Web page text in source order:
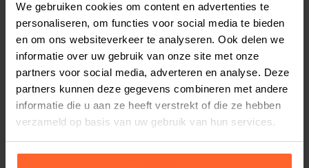
We gebruiken cookies om content en advertenties te
personaliseren, om functies voor social media te bieden
en om ons websiteverkeer te analyseren. Ook delen we
informatie over uw gebruik van onze site met onze
partners voor social media, adverteren en analyse. Deze
partners kunnen deze gegevens combineren met andere
informatie die u aan ze heeft verstrekt of die ze hebben
verzameld op basis van uw gebruik van hun services.
Samenstelling:gedehydrateerde eend (35 %),
erwten, aardappelzetmeel, gedroogde
appelpulp, vet van gevogelte gevogeltevet,
gedroogde appelbes (1 %), gedroogde
paardenbloem (0,5 %), pastinaak (0,5 %).
Analytische bestanddelen:ruw eiwit 27,0 %, ruw
vet 14,0 %, vocht 10,0 %, ruwe as 5,5 %, ruwe
Productspecificaties
Stel uw bestelherinnering in:(2 weken)
Elke
2 weken
Elke
Elke
6 weken
Elke
8 weken
Elke
10 weken
Elke
12 weken